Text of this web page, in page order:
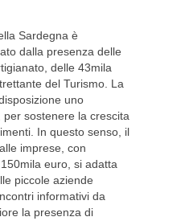
Sardegna è
dalla presenza delle
delle 43mila
del Turismo. La
uno
sostenere la crescita
In questo senso, il
imprese, con
euro, si adatta
piccole aziende
informativi da
la presenza di